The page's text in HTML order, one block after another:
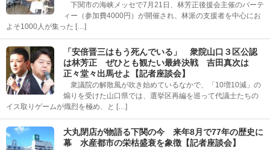
下関市の海峡メッセで7月21日、林芳正後援会主催のパーテ
ィー（参加費4000円）が開催され、林派の支援者を中心にお
よそ1000人が集った […]
「安倍晋三はもう死んでいる」 衆院山口３区公認
は林芳正 ぜひとも観たい最終決戦 吉田真次は
正々堂々出馬せよ【記者座談会】
衆議院の解散風が吹き始めているなかで、「10増10減」の
煽りを受けた山口県では、選挙区再編を巡って代議士たちの
イス取りゲームが熾烈を極め、と […]
大丸閉店が物語る下関の今 来年8月で77年の歴史に
幕 水産都市の栄枯盛衰を象徴【記者座談会】